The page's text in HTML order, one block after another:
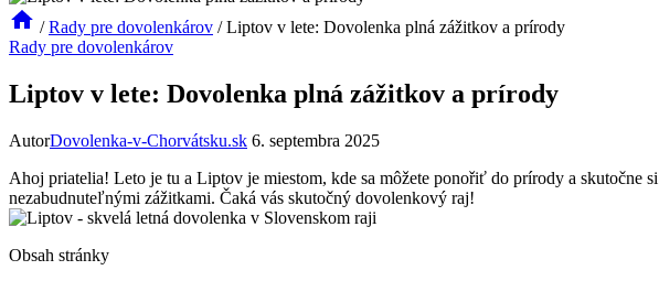
/ Rady pre dovolenkárov / Liptov v lete: Dovolenka plná zážitkov a prírody
Rady pre dovolenkárov
Liptov v lete: Dovolenka plná zážitkov a prírody
AutorDovolenka-v-Chorvátsku.sk 6. septembra 2025
Ahoj priatelia! Leto je tu a Liptov je miestom, kde sa môžete ponořiť do prírody a skutočne
nezabudnuteľnými zážitkami. Čaká vás skutočný dovolenkový raj!
Obsah stránky